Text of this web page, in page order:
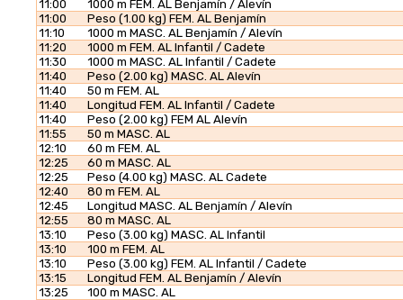
11:00
1000 m FEM. AL Benjamín / Alevín
11:00
Peso (1.00 kg) FEM. AL Benjamín
11:10
1000 m MASC. AL Benjamín / Alevín
11:20
1000 m FEM. AL Infantil / Cadete
11:30
1000 m MASC. AL Infantil / Cadete
11:40
Peso (2.00 kg) MASC. AL Alevín
11:40
50 m FEM. AL
11:40
Longitud FEM. AL Infantil / Cadete
11:40
Peso (2.00 kg) FEM AL Alevín
11:55
50 m MASC. AL
12:10
60 m FEM. AL
12:25
60 m MASC. AL
12:25
Peso (4.00 kg) MASC. AL Cadete
12:40
80 m FEM. AL
12:45
Longitud MASC. AL Benjamín / Alevín
12:55
80 m MASC. AL
13:10
Peso (3.00 kg) MASC. AL Infantil
13:10
100 m FEM. AL
13:10
Peso (3.00 kg) FEM. AL Infantil / Cadete
13:15
Longitud FEM. AL Benjamín / Alevín
13:25
100 m MASC. AL